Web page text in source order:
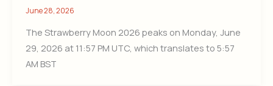
June 28, 2026
The Strawberry Moon 2026 peaks on Monday, June
29, 2026 at 11:57 PM UTC, which translates to 5:57
AM BST